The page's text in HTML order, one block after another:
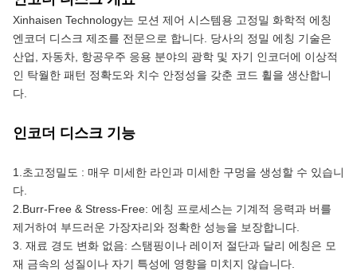
Xinhaisen Technology는 모션 제어 시스템용 고정밀 화학적 에칭
엔코더 디스크 제조를 전문으로 합니다. 당사의 정밀 에칭 기술은
산업, 자동차, 항공우주 응용 분야의 광학 및 자기 인코더에 이상적
인 탁월한 패턴 정확도와 치수 안정성을 갖춘 코드 휠을 생산합니
다.
인코더 디스크 기능
1.초고정밀도 : 매우 미세한 라인과 미세한 구멍을 생성할 수 있습니
다.
2.Burr-Free & Stress-Free: 에칭 프로세스는 기계적 응력과 버를
제거하여 부드러운 가장자리와 정확한 성능을 보장합니다.
3. 재료 경도 변화 없음: 스탬핑이나 레이저 절단과 달리 에칭은 모
재 금속의 성질이나 자기 특성에 영향을 미치지 않습니다.